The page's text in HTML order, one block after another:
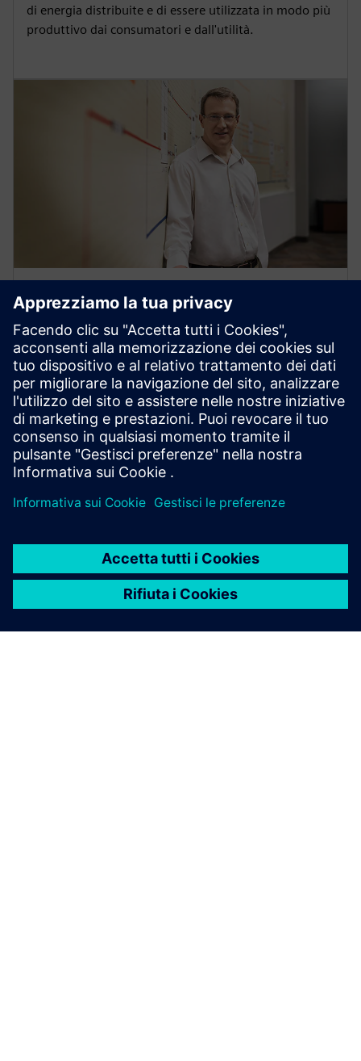
di energia distribuite e di essere utilizzata in modo più
produttivo dai consumatori e dall'utilità.
«Nessuna utilità è arrivata così lontano con una
visione così significativa, così ampia. Non credo ci sia
nessuna società di consulenza come Siemens... che
potrebbe portare un'utilità fin dove abbiamo
intenzione di andare.» - Brad Wasson, direttore, NB
Power